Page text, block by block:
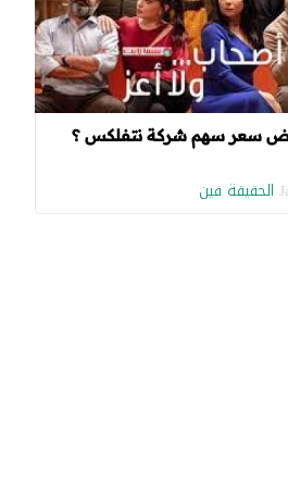
سعر سهم شركة نتفلكس ؟
الحقيقة فين